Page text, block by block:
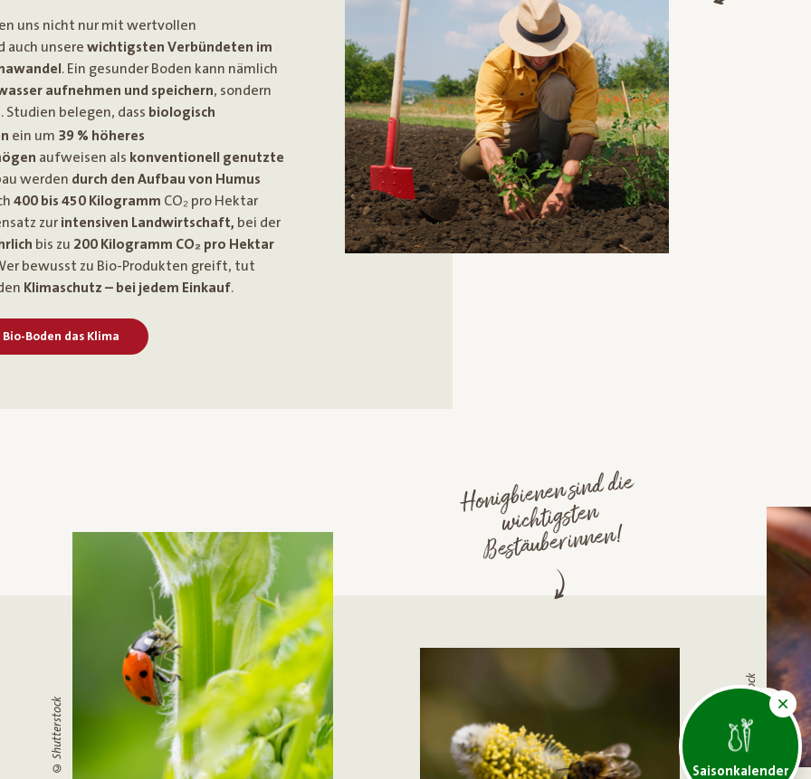
Saisonkalender
uns nicht nur mit wertvollen
auch unsere wichtigsten Verbündeten im
. Ein gesunder Boden kann nämlich
aufnehmen und speichern, sondern
. Studien belegen, dass biologisch
ein um 39 % höheres
aufweisen als konventionell genutzte
werden durch den Aufbau von Humus
400 bis 450 Kilogramm CO₂ pro Hektar
zur intensiven Landwirtschaft, bei der
bis zu 200 Kilogramm CO₂ pro Hektar
bewusst zu Bio-Produkten greift, tut
Klimaschutz – bei jedem Einkauf.
Boden das Klima
© Shutterstock
Honigbienen sind die
wichtigsten
Bestäuberinnen!
© Adobe Stock